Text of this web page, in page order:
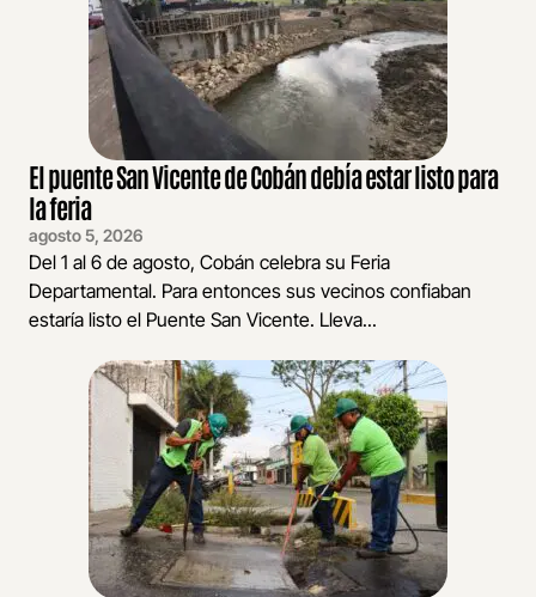
El puente San Vicente de Cobán debía estar listo para
la feria
agosto 5, 2026
Del 1 al 6 de agosto, Cobán celebra su Feria
Departamental. Para entonces sus vecinos confiaban
estaría listo el Puente San Vicente. Lleva...